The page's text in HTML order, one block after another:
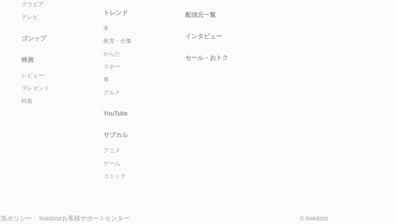
グラビア
テレビ
ゴシップ
映画
レビュー
プレゼント
特集
トレンド
本
教育・仕事
からだ
マネー
車
グルメ
YouTube
サブカル
アニメ
ゲーム
コミック
配信元一覧
インタビュー
セール・おトク
ポリシー livedoorお客様サポートセンター © livedoor